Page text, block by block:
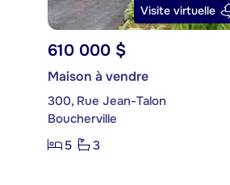
Visite virtuelle
610 000 $
Maison à vendre
300, Rue Jean-Talon
Boucherville
5
3